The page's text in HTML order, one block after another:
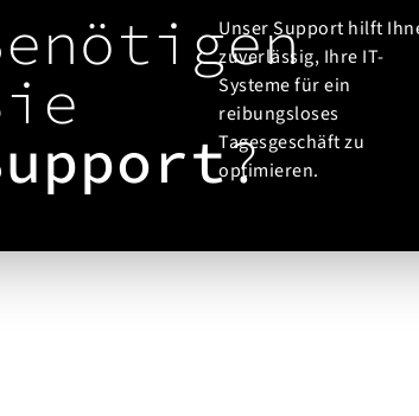
?
Unser Support hilft
zuverlässig, Ihre IT-
Systeme für ein
reibungsloses
Tagesgeschäft zu
optimieren.